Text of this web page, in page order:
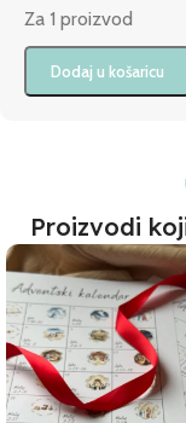
Za 1 proizvod
Dodaj u košaricu
Proizvodi